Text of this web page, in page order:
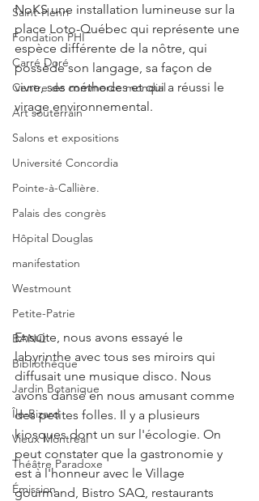
Saint-Henri
Fondation PHI
Carré Doré
Centre de commerce mondial
Art souterrain
Salons et expositions
Université Concordia
Pointe-à-Callière.
Palais des congrès
Hôpital Douglas
manifestation
Westmount
Petite-Patrie
BANQ
Bibliothèque
Jardin Botanique
Île-Bizard
Vieux Montréal
Théâtre Paradoxe
Émission
NoKS une installation lumineuse sur la
place Loto-Québec qui représente une
espèce différente de la nôtre, qui
possède son langage, sa façon de
vivre, ses méthodes et qui a réussi le
virage environnemental.
Ensuite, nous avons essayé le
labyrinthe avec tous ses miroirs qui
diffusait une musique disco. Nous
avons dansé en nous amusant comme
des petites folles. Il y a plusieurs
kiosques dont un sur l'écologie. On
peut constater que la gastronomie y
est à l'honneur avec le Village
gourmand, Bistro SAQ, restaurants